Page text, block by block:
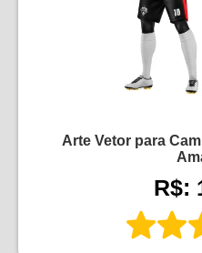
Arte Vetor para
R$: